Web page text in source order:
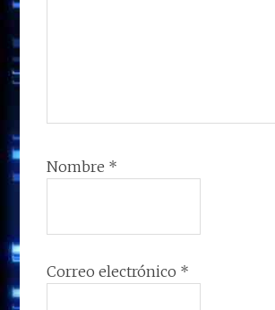
Nombre *
Correo electrónico *